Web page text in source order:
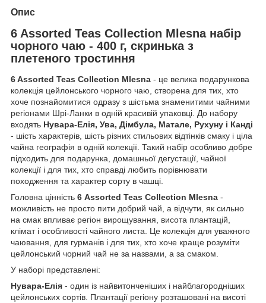
Опис
6 Assorted Teas Collection Mlesna набір
чорного чаю - 400 г, скринька з
плетеного тростиння
6 Assorted Teas Collection Mlesna - це велика подарункова
колекція цейлонського чорного чаю, створена для тих, хто
хоче познайомитися одразу з шістьма знаменитими чайними
регіонами Шрі-Ланки в одній красивій упаковці. До набору
входять Нувара-Елія, Ува, Дімбула, Матале, Рухуну і Канді
- шість характерів, шість різних стильових відтінків смаку і ціла
чайна географія в одній колекції. Такий набір особливо добре
підходить для подарунка, домашньої дегустації, чайної
колекції і для тих, хто справді любить порівнювати
походження та характер сорту в чашці.
Головна цінність 6 Assorted Teas Collection Mlesna -
можливість не просто пити добрий чай, а відчути, як сильно
на смак впливає регіон вирощування, висота плантацій,
клімат і особливості чайного листа. Це колекція для уважного
чаювання, для гурманів і для тих, хто хоче краще розуміти
цейлонський чорний чай не за назвами, а за смаком.
У наборі представлені:
Нувара-Елія - один із найвитонченіших і найблагородніших
цейлонських сортів. Плантації регіону розташовані на висоті